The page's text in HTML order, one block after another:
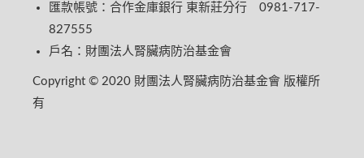
匯款帳號：合作金庫銀行 東新莊分行 0981-717-
827555
戶名：財團法人腎臟病防治基金會
Copyright © 2020 財團法人腎臟病防治基金會 版權所
有